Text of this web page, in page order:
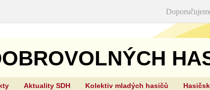
Aktuality SDH Kolektiv mladých hasičů